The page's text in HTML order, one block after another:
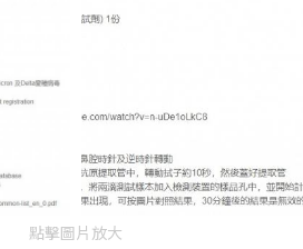
點擊圖片放大